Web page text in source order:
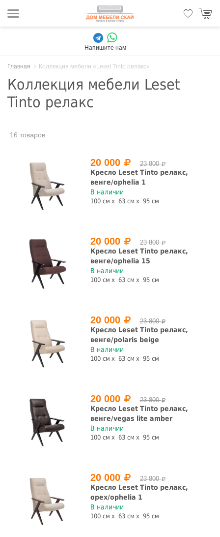
Напишите нам
Главная Коллекция мебели «Leset Tinto релакс»
Коллекция мебели Leset
Tinto релакс
16 товаров
20 000 23 800
Кресло Leset Tinto релакс,
венге/ophelia 1
В наличии
100 см 63 см 95 см
20 000 23 800
Кресло Leset Tinto релакс,
венге/ophelia 15
В наличии
100 см 63 см 95 см
20 000 23 800
Кресло Leset Tinto релакс,
венге/polaris beige
В наличии
100 см 63 см 95 см
20 000 23 800
Кресло Leset Tinto релакс,
венге/vegas lite amber
В наличии
100 см 63 см 95 см
20 000 23 800
Кресло Leset Tinto релакс,
орех/ophelia 1
В наличии
100 см 63 см 95 см